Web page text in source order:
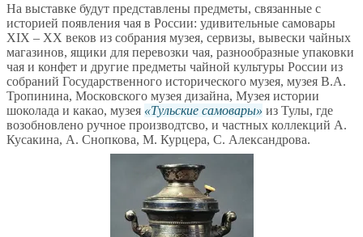
На выставке будут представлены предметы, связанные с
историей появления чая в России: удивительные самовары
XIX – XX веков из собрания музея, сервизы, вывески чайных
магазинов, ящики для перевозки чая, разнообразные упаковки
чая и конфет и другие предметы чайной культуры России из
собраний Государственного исторического музея, музея В.А.
Тропинина, Московского музея дизайна, Музея истории
шоколада и какао, музея
Тульские самовары
из Тулы, где
возобновлено ручное производтсво, и частных коллекций А.
Кусакина, А. Снопкова, М. Курцера, C. Александрова.